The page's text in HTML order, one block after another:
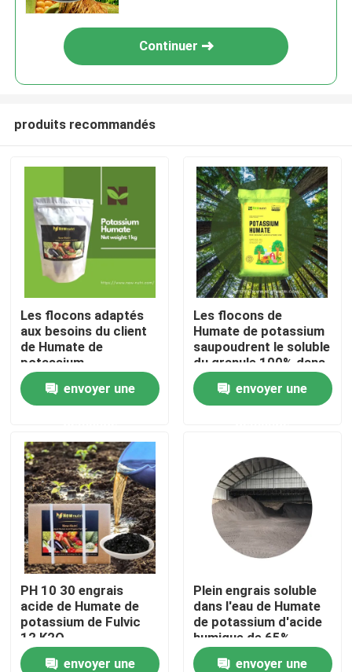
Accueil
A propos de nous
Contacts
Produits
Engrais organique d'acide humique
Engrais organique d'acide aminé
Engrais organique d'azote
Engrais de Humate de potassium
Continuer
produits recommandés
Les flocons adaptés
aux besoins du client
de Humate de
potassium
saupoudrent le
granule pH 9-11
envoyer une
Les flocons de
Humate de potassium
saupoudrent le soluble
du granule 100% dans
l'eau
envoyer une
PH 10 30 engrais
acide de Humate de
potassium de Fulvic
12 K2O
envoyer une
Plein engrais soluble
dans l'eau de Humate
de potassium d'acide
humique de 65%
envoyer une